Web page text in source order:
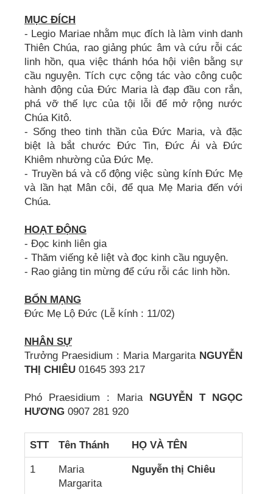
MỤC ĐÍCH
- Legio Mariae nhằm mục đích là làm vinh danh
Thiên Chúa, rao giảng phúc âm và cứu rỗi các
linh hồn, qua việc thánh hóa hội viên bằng sự
cầu nguyện. Tích cực cộng tác vào công cuộc
hành động của Đức Maria là đạp đầu con rắn,
phá vỡ thế lực của tội lỗi để mở rộng nước
Chúa Kitô.
- Sống theo tinh thần của Đức Maria, và đặc
biệt là bắt chước Đức Tin, Đức Ái và Đức
Khiêm nhường của Đức Mẹ.
- Truyền bá và cổ động việc sùng kính Đức Mẹ
và lần hạt Mân côi, để qua Mẹ Maria đến với
Chúa.
HOẠT ĐỘNG
- Đọc kinh liên gia
- Thăm viếng kẻ liệt và đọc kinh cầu nguyện.
- Rao giảng tin mừng để cứu rỗi các linh hồn.
BỔN MẠNG
Đức Mẹ Lộ Đức (Lễ kính : 11/02)
NHÂN SỰ
Trưởng Praesidium : Maria Margarita NGUYỄN
THỊ CHIÊU 01645 393 217
Phó Praesidium : Maria NGUYỄN T NGỌC
HƯƠNG 0907 281 920
STT Tên Thánh HỌ VÀ TÊN
1
Maria
Margarita
Nguyễn thị Chiêu